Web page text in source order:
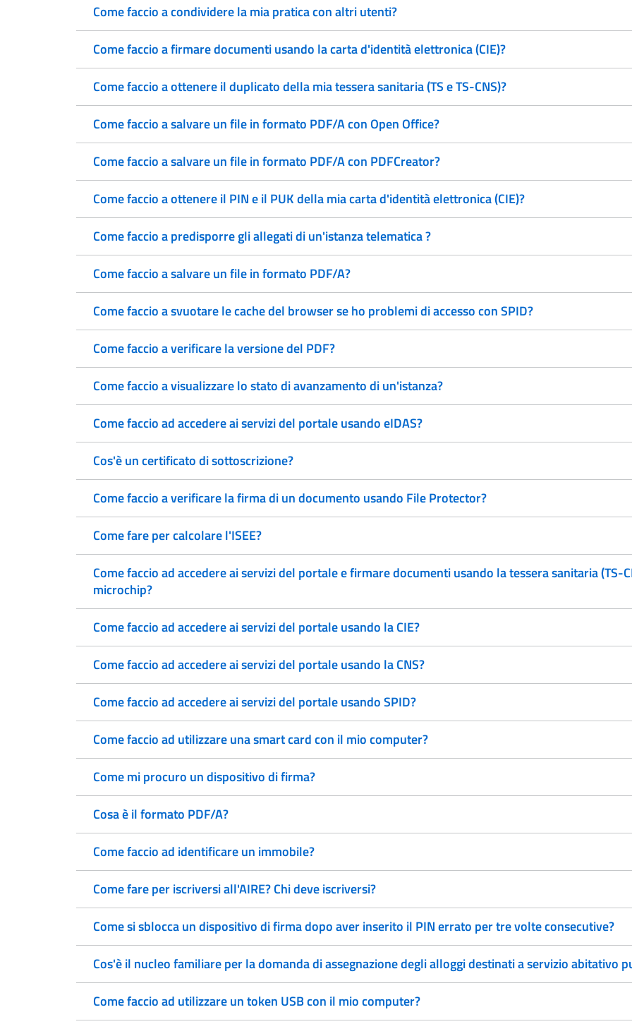
Come faccio a condividere la mia pratica con altri utenti?
Come faccio a firmare documenti usando la carta d'identità elettronica (CIE)?
Come faccio a ottenere il duplicato della mia tessera sanitaria (TS e TS-CNS)?
Come faccio a salvare un file in formato PDF/A con Open Office?
Come faccio a salvare un file in formato PDF/A con PDFCreator?
Come faccio a ottenere il PIN e il PUK della mia carta d'identità elettronica (CIE)?
Come faccio a predisporre gli allegati di un'istanza telematica ?
Come faccio a salvare un file in formato PDF/A?
Come faccio a svuotare le cache del browser se ho problemi di accesso con SPID?
Come faccio a verificare la versione del PDF?
Come faccio a visualizzare lo stato di avanzamento di un'istanza?
Come faccio ad accedere ai servizi del portale usando eIDAS?
Cos'è un certificato di sottoscrizione?
Come faccio a verificare la firma di un documento usando File Protector?
Come fare per calcolare l'ISEE?
Come faccio ad accedere ai servizi del portale e firmare documenti usando la tessera sanitaria (TS-
microchip?
Come faccio ad accedere ai servizi del portale usando la CIE?
Come faccio ad accedere ai servizi del portale usando la CNS?
Come faccio ad accedere ai servizi del portale usando SPID?
Come faccio ad utilizzare una smart card con il mio computer?
Come mi procuro un dispositivo di firma?
Cosa è il formato PDF/A?
Come faccio ad identificare un immobile?
Come fare per iscriversi all'AIRE? Chi deve iscriversi?
Come si sblocca un dispositivo di firma dopo aver inserito il PIN errato per tre volte consecutive?
Cos'è il nucleo familiare per la domanda di assegnazione degli alloggi destinati a servizio abitativo
Come faccio ad utilizzare un token USB con il mio computer?